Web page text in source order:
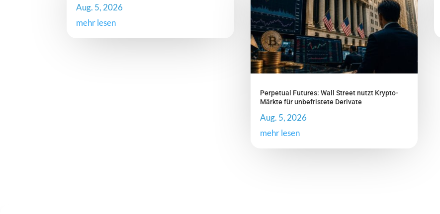
Aug. 5, 2026
mehr lesen
Perpetual Futures: Wall Street nutzt Krypto-
Märkte für unbefristete Derivate
Aug. 5, 2026
mehr lesen